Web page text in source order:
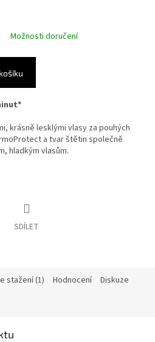
Možnosti doručení
krásně lesklými vlasy za pouhých
a tvar štětin společně
hladkým vlasům.
SDÍLET
stažení (1) Hodnocení Diskuze